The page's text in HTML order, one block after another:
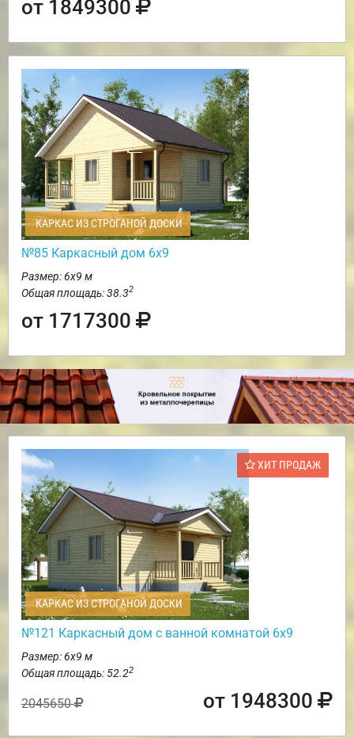
от 1849300
КАРКАС ИЗ СТРОГАНОЙ ДОСКИ
№85 Каркасный дом 6х9
Размер: 6х9 м
Общая площадь: 38.32
от 1717300
ХИТ ПРОДАЖ
КАРКАС ИЗ СТРОГАНОЙ ДОСКИ
№121 Каркасный дом с ванной комнатой 6х9
Размер: 6х9 м
Общая площадь: 52.22
2045650 от 1948300